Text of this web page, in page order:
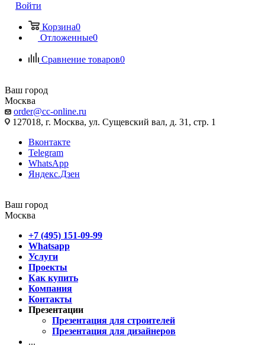
Войти
Корзина0
Отложенные0
Сравнение товаров0
Ваш город
Москва
order@cc-online.ru
127018, г. Москва, ул. Сущевский вал, д. 31, стр. 1
Вконтакте
Telegram
WhatsApp
Яндекс.Дзен
Ваш город
Москва
+7 (495) 151-09-99
Whatsapp
Услуги
Проекты
Как купить
Компания
Контакты
Презентации
Презентация для строителей
Презентация для дизайнеров
...